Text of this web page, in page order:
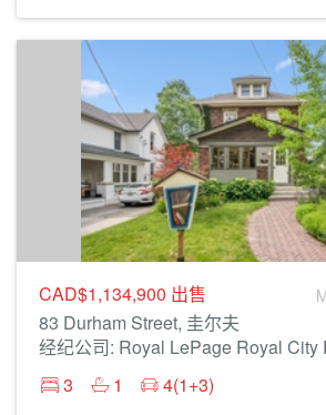
CAD$1,134,900 出售
83 Durham Street, 圭尔夫
经纪公司: Royal LePage Royal City
3
1 4(1+3)